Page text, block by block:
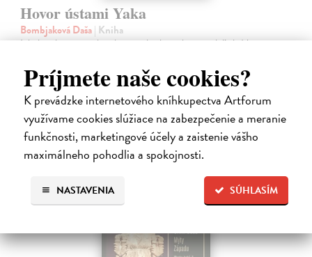
Príjmete naše cookies?
K prevádzke internetového kníhkupectva Artforum
využívame cookies slúžiace na zabezpečenie a meranie
funkčnosti, marketingové účely a zaistenie vášho
maximálneho pohodlia a spokojnosti.
SÚHLASÍM
NASTAVENIA
Hovor ústami Yaka
Bombjaková Daša| Kniha
Ich deti denne prejdú rukami aj dvadsiatich rôznych ľudí. Nepoznajú
zdieľaní múdrosti a dozrievaní.
Na sklade
16,06 €
16,90 € ?
na sklade